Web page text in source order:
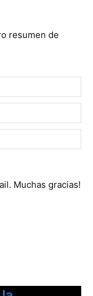
resumen de
Muchas gracias!